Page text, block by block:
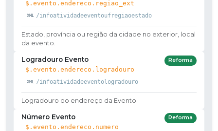
$.evento.endereco.regiao_ext
/infoatividadeeventoufregiaoestado
Estado, província ou região da cidade no exterior, local
da evento.
Logradouro Evento
$.evento.endereco.logradouro
/infoatividadeeventologradouro
Reforma
Logradouro do endereço da Evento
Número Evento
$.evento.endereco.numero
Reforma